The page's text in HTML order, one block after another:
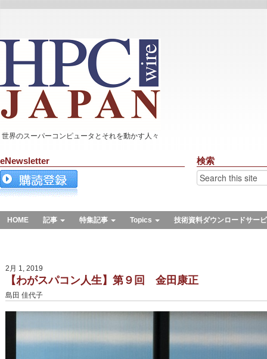
世界のスーパーコンピュータとそれを動かす人々
eNewsletter 検索
HOME 記事 特集記事 Topics 技術資料ダウンロードサー
2月 1, 2019
【わがスパコン人生】第９回 金田康正
島田 佳代子